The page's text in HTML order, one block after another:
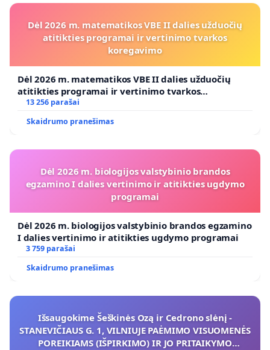
Dėl 2026 m. matematikos VBE II dalies užduočių
atitikties programai ir vertinimo tvarkos
koregavimo
Dėl 2026 m. matematikos VBE II dalies užduočių
atitikties programai ir vertinimo tvarkos
koregavimo
13 256 parašai
Skaidrumo pranešimas
Dėl 2026 m. biologijos valstybinio brandos
egzamino I dalies vertinimo ir atitikties ugdymo
programai
Dėl 2026 m. biologijos valstybinio brandos egzamino
I dalies vertinimo ir atitikties ugdymo programai
3 759 parašai
Skaidrumo pranešimas
Išsaugokime Šeškinės Ozą ir Cedrono slėnį -
STANEVIČIAUS G. 1, VILNIUJE PAĖMIMO VISUOMENĖS
POREIKIAMS (IŠPIRKIMO) IR JO PRITAIKYMO